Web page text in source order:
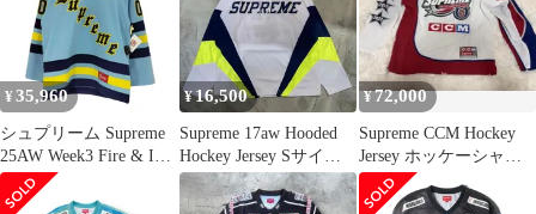
ン【サイズL】【メン
ズ】
¥ 35,960
シュプリーム Supreme
25AW Week3 Fire & Ice
Hockey Jersey メンズ
JPN：S
¥16,500
Supreme 17aw Hooded
Hockey Jersey Sサイズ
シュプリーム フーデッ
ドホッケージャージー
¥72,000
Supreme CCM Hockey
Jersey ホッケーシャ
ツ M